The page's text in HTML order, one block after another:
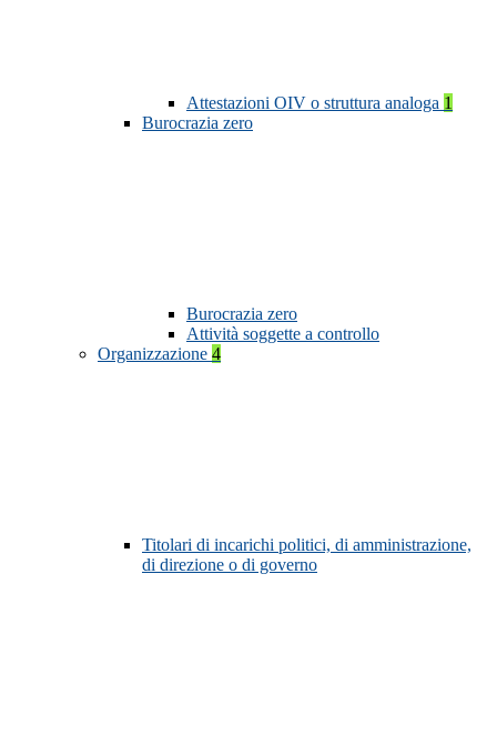
Attestazioni OIV o struttura analoga 1
Burocrazia zero
Burocrazia zero
Attività soggette a controllo
Organizzazione 4
Titolari di incarichi politici, di amministrazione,
di direzione o di governo